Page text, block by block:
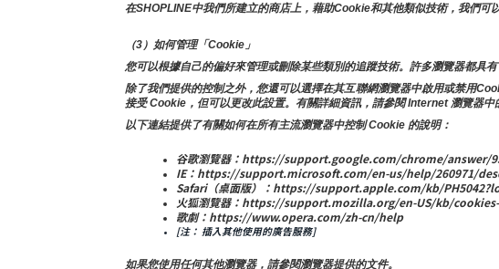
在SHOPLINE中我們所建立的商店上，藉助Cookie和其他類似技術，我們可
（3）如何管理「Cookie」
您可以根據自己的偏好來管理或刪除某些類別的追蹤技術。許多瀏覽器都具
除了我們提供的控制之外，您還可以選擇在其互聯網瀏覽器中啟用或禁用
接受 Cookie，但可以更改此設置。有關詳細資訊，請參閱 Internet 瀏覽器中
以下連結提供了有關如何在所有主流瀏覽器中控制 Cookie 的說明：
谷歌瀏覽器：https://support.google.com/chrome/answer/
IE：https://support.microsoft.com/en-us/help/260971/
Safari（桌面版）：https://support.apple.com/kb/
火狐瀏覽器：https://support.mozilla.org/en-US/kb/
歌劇：https://www.opera.com/zh-cn/help
[注： 插入其他使用的廣告服務]
如果您使用任何其他瀏覽器，請參閱瀏覽器提供的文件。